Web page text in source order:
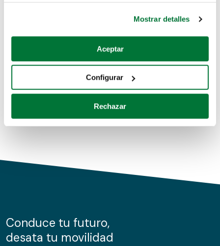
Si lo permite, también quisiéramos:
Recopilar información sobre su ubicación geográfica
Identificar su dispositivo analizándolo activamente
para buscar características específicas (huellas
Obtenga más información sobre cómo se procesan sus
de cookies.
información sobre el uso que haga del sitio web con
nuestros partners de redes sociales, publicidad y análisis
Mostrar detalles
Aceptar
Configurar
Rechazar
Coches de segunda mano
Coches de km0
Conduce tu futuro,
desata tu movilidad